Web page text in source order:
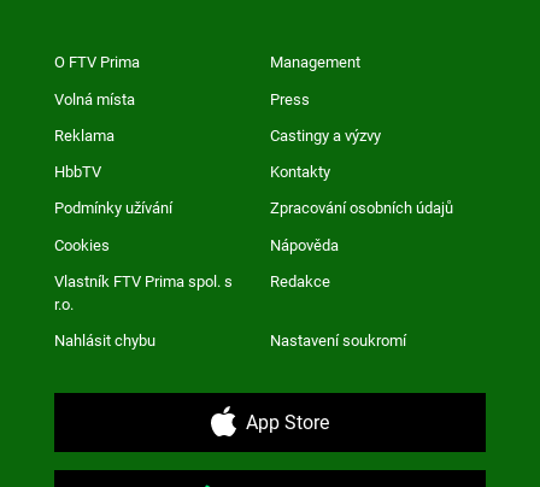
O FTV Prima Management
Volná místa Press
Reklama Castingy a výzvy
HbbTV Kontakty
Podmínky užívání Zpracování osobních údajů
Cookies Nápověda
Vlastník FTV Prima spol. s
r.o.
Redakce
Nahlásit chybu Nastavení soukromí
App Store